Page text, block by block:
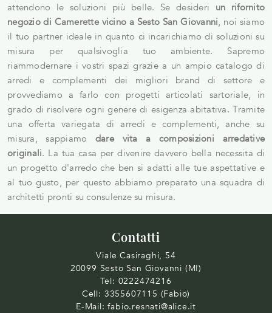
attendono le soluzioni più belle. Se desideri un rifornito
negozio di Camerette vicino a Sesto San Giovanni, noi siamo
il tuo partner ideale in quanto ci incarichiamo di soluzioni su
misura per qualsivoglia tuo ambiente. Sapremo
riammodernare i vostri spazi grazie a un ampio catalogo di
arredi e complementi dei migliori brand di settore e
provvediamo a farlo con progetti articolati sartoriale, in
grado di risolvere ogni genere di esigenza abitativa. Tramite
una offerta variegata di arredi e complementi, anche su
misura, sappiamo dare vita a composizioni arredative
originali. La tua casa per divenire davvero bella necessita di
un progetto d'arredo che ben si adatti alle tue aspettative e
al tuo gusto, per questo abbiamo preparato una squadra di
architetti pronti su consulenze su misura.
Contatti
Viale Casiraghi, 54
20099 Sesto San Giovanni (MI)
Tel: 0222474216
Cell: 3355607115 (Fabio)
E-Mail: fabio.resnati@alice.it